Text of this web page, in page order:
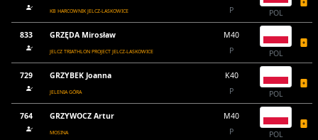
KB HARCOWNIK JELCZ-LASKOWICE
P
POL
833 GRZĘDA Mirosław
JELCZ TRIATHLON PROJECT JELCZ-LASKOWICE
M40
P
POL
729 GRZYBEK Joanna
JELENIA GÓRA
K40
P
POL
764 GRZYWOCZ Artur
MOSINA
M40
P
POL